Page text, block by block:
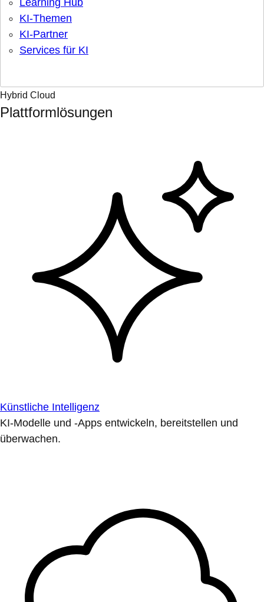
Learning Hub
KI-Themen
KI-Partner
Services für KI
Hybrid Cloud
Plattformlösungen
Künstliche Intelligenz
KI-Modelle und -Apps entwickeln, bereitstellen und
überwachen.